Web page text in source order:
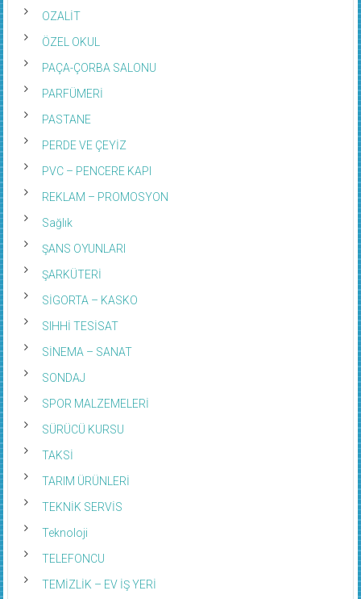
OZALİT
ÖZEL OKUL
PAÇA-ÇORBA SALONU
PARFÜMERİ
PASTANE
PERDE VE ÇEYİZ
PVC – PENCERE KAPI
REKLAM – PROMOSYON
Sağlık
ŞANS OYUNLARI
ŞARKÜTERİ
SİGORTA – KASKO
SIHHİ TESİSAT
SİNEMA – SANAT
SONDAJ
SPOR MALZEMELERİ
SÜRÜCÜ KURSU
TAKSİ
TARIM ÜRÜNLERİ
TEKNİK SERVİS
Teknoloji
TELEFONCU
TEMİZLİK – EV İŞ YERİ